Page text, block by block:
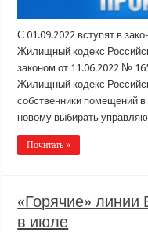
С 01.09.2022 вступят в
Жилищный кодекс
законом от 11.06.2022 №
Жилищный кодекс
собственники помещений
новому выбирать
Почитать »
«Горячие» линии
в июле